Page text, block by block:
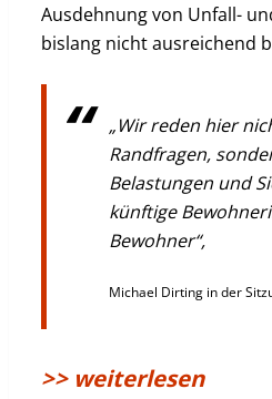
Ausdehnung von Unfall-
bislang nicht ausreichend
„Wir reden hier
Randfragen,
Belastungen und
künftige
Bewohner“,
Michael Dirting in der
>> weiterlesen